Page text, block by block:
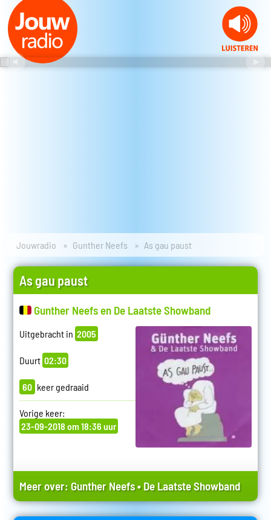
Jouwradio Gunther Neefs As gau paust
As gau paust
Gunther Neefs en De Laatste Showband
Uitgebracht in 2005
Duurt 02:30
60 keer gedraaid
Vorige keer:
23-09-2018 om 18:36 uur
Meer over: Gunther Neefs•De Laatste Showband